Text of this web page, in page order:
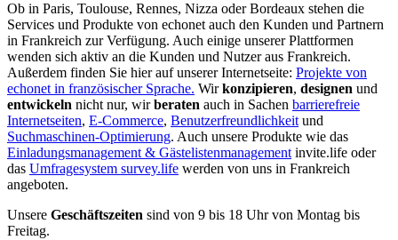
Ob in Paris, Toulouse, Rennes, Nizza oder Bordeaux stehen die
Services und Produkte von echonet auch den Kunden und Partnern
in Frankreich zur Verfügung. Auch einige unserer Plattformen
wenden sich aktiv an die Kunden und Nutzer aus Frankreich.
Außerdem finden Sie hier auf unserer Internetseite: Projekte von
echonet in französischer Sprache. Wirkonzipieren, designen und
entwickeln nicht nur, wirberaten auch in Sachen barrierefreie
Internetseiten, E-Commerce, Benutzerfreundlichkeit und
Suchmaschinen-Optimierung. Auch unsere Produkte wie das
Einladungsmanagement & Gästelistenmanagement invite.life oder
das Umfragesystem survey.life werden von uns in Frankreich
angeboten.
Unsere Geschäftszeiten sind von 9 bis 18 Uhr von Montag bis
Freitag.